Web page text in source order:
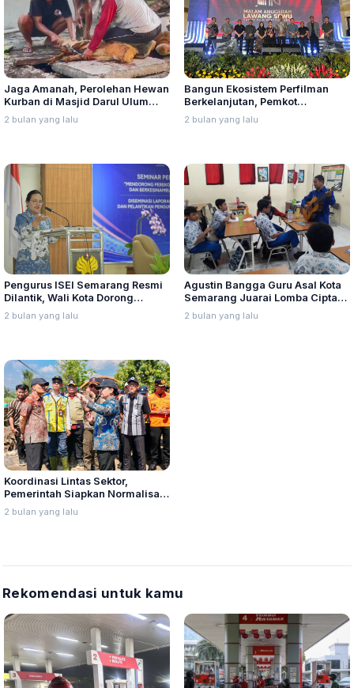
Jaga Amanah, Perolehan Hewan
Kurban di Masjid Darul Ulum
Bertambah
2 bulan yang lalu
Bangun Ekosistem Perfilman
Berkelanjutan, Pemkot
Semarang Luncurkan Lawang
Sewu Short Film Festival
2 bulan yang lalu
Pengurus ISEI Semarang Resmi
Dilantik, Wali Kota Dorong
Sinergi Lewat Program Waras
Ekonomi
2 bulan yang lalu
Agustin Bangga Guru Asal Kota
Semarang Juarai Lomba Cipta
Mars MTQ Nasional
2 bulan yang lalu
Koordinasi Lintas Sektor,
Pemerintah Siapkan Normalisasi
Sungai Plumbon dan Huntara
2 bulan yang lalu
Rekomendasi untuk kamu